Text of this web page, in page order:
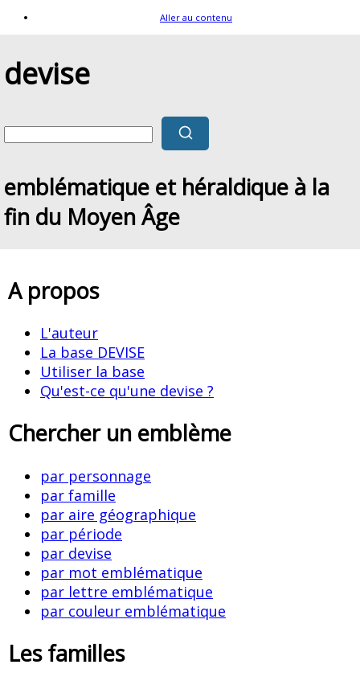
Aller au contenu
devise
emblématique et héraldique à la
fin du Moyen Âge
A propos
L'auteur
La base DEVISE
Utiliser la base
Qu'est-ce qu'une devise ?
Chercher un emblème
par personnage
par famille
par aire géographique
par période
par devise
par mot emblématique
par lettre emblématique
par couleur emblématique
Les familles